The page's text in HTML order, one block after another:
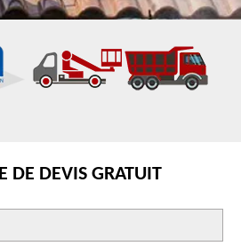
DE DEVIS GRATUIT